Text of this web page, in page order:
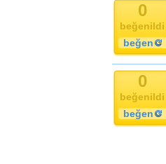
0
beğenildi
beğen
0
beğenildi
beğen